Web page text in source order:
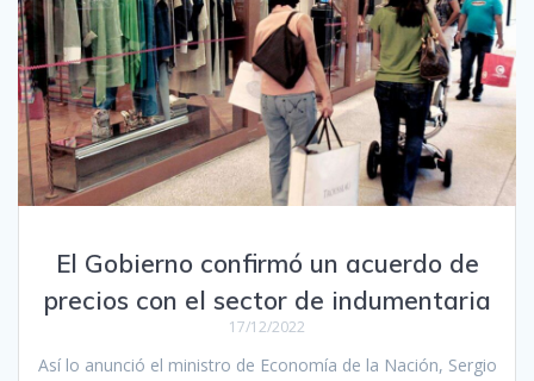
El Gobierno confirmó un acuerdo de
precios con el sector de indumentaria
17/12/2022
Así lo anunció el ministro de Economía de la Nación, Sergio